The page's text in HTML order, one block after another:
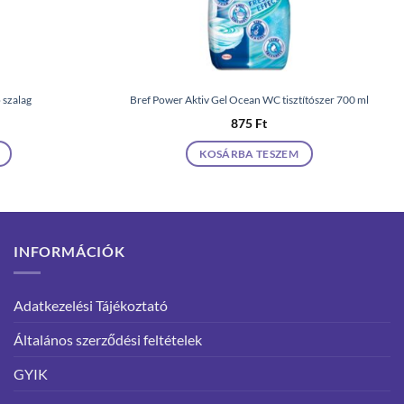
Bref Power Aktiv Gel Ocean WC tisztítószer 700 ml
875 Ft
KOSÁRBA TESZEM
INFORMÁCIÓK
Adatkezelési Tájékoztató
Általános szerződési feltételek
GYIK